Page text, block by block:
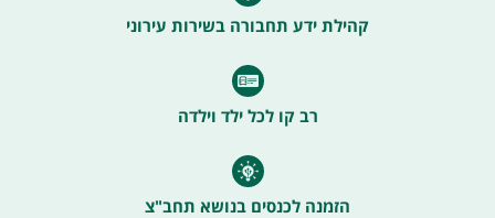
קהילת ידע תחבורה בשירות עירוני
רב קו לכל ילד וילדה
הזמנה לכנסים בנושא תחב"צ